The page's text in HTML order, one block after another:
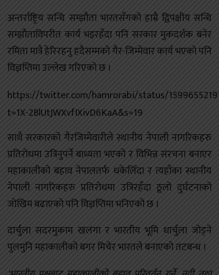
अन्तर्राष्ट्रिय सन्धि सम्झौता भारतसँगको हाम्रै द्विपक्षीय सन्धि
सम्झौताविपरीत कार्य भइरहँदा पनि सरकार मुकदर्शक बनेर
रमिता मात्रै हेरिरहनु हदैसम्मको गैर-जिम्मेवार कार्य भएको पनि
विज्ञप्तिमा उल्लेख गरिएको छ ।
https://twitter.com/hamrorabi/status/
t=1X-2BlUtJWXvfIXivD6KaA&s=19
साथै सरकारको गैरजिम्मेवारीले स्थानीय नेपाली नागरिकहरु
प्रतिरोधमा उत्रिनुपर्ने बाध्यता भएको र विभिन्न संरचना बनाएर
महाकालीको बहाव नेपालतर्फ धकेलिँदा र त्यहाँका स्थानीय
नेपाली नागरिकहरु प्रतिरोधमा उत्रिरहँदा ठूलो दुर्घटनाको
जोखिम बढाएको पनि विज्ञप्तिमा भनिएको छ ।
दार्चुला सदरमुकाम खलंगा र भारतीय भूमि धार्चुला जोड्ने
पुलमुनि महाकालीको बगर मिचेर भारतले बनाएको तटबन्ध ।